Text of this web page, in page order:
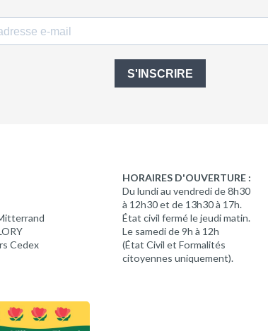
S'INSCRIRE
Cedex
HORAIRES D'OUVERTURE :
Du lundi au vendredi de 8h30
à 12h30 et de 13h30 à 17h.
État civil fermé le jeudi matin.
Le samedi de 9h à 12h
(État Civil et Formalités
citoyennes uniquement).